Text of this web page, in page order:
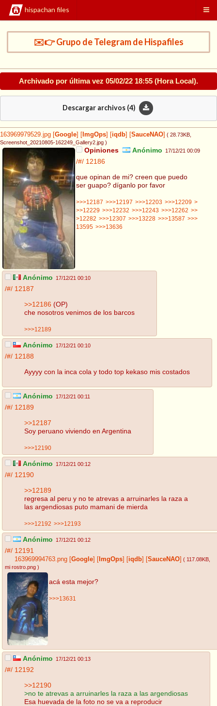
hispachan files
✉️👉 Grupo de Telegram de Hispafiles
Archivado por última vez 05/02/22 18:55 (Hora Local).
Descargar archivos (4)
163969979529.jpg Google ImgOps iqdb SauceNAO ( 28.73KB
Screenshot_20210805-162249_Gallery2.jpg )
Opiniones Anónimo 17/12/21 00:09
/#/ 12186
que opinan de mi? creen que puedo
ser guapo? díganlo por favor
>>>12187 >>>12197 >>>12203 >>>12209 >
>>12229 >>>12232 >>>12243 >>>12262 >>
>12282 >>>12307 >>>13228 >>>13587 >>>
13595 >>>13636
Anónimo 17/12/21 00:10
/#/ 12187
>>12186 (OP)
che nosotros venimos de los barcos
>>>12189
Anónimo 17/12/21 00:10
/#/ 12188
Ayyyy con la inca cola y todo top kekaso mis costados
Anónimo 17/12/21 00:11
/#/ 12189
>>12187
Soy peruano viviendo en Argentina
>>>12190
Anónimo 17/12/21 00:12
/#/ 12190
>>12189
regresa al peru y no te atrevas a arruinarles la raza a
las argendiosas puto mamani de mierda
>>>12192 >>>12193
Anónimo 17/12/21 00:12
/#/ 12191
163969994763.png [Google] [ ImgOps] [iqdb] [SauceNAO] ( 117.08KB
mi rostro.png )
acá esta mejor?
>>>13631
Anónimo 17/12/21 00:13
/#/ 12192
>>12190
>no te atrevas a arruinarles la raza a las argendiosas
Esa huevada de la foto no se va a reproducir